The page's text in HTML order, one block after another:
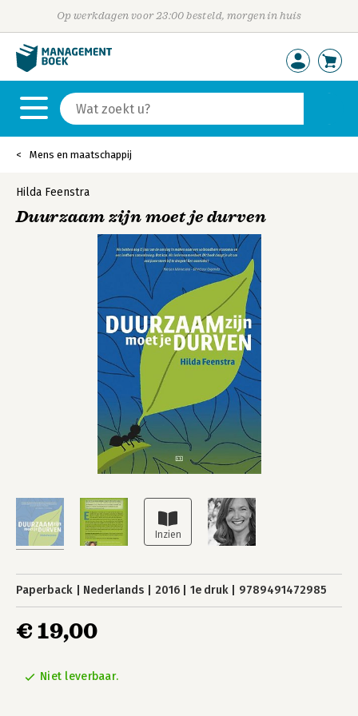
Op werkdagen voor 23:00 besteld, morgen in huis
Mens en maatschappij
Hilda Feenstra
Duurzaam zijn moet je durven
Paperback Nederlands 2016 1e druk 9789491472985
€ 19,00
Niet leverbaar.